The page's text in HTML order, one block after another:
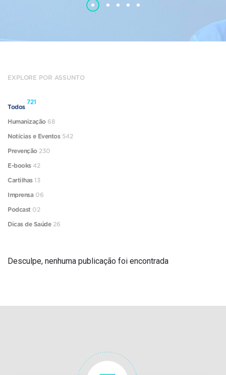
Desculpe, nenhuma publicação foi encontrada
EXPLORE POR ASSUNTO
Todos
721
Humanização 68
Notícias e Eventos 542
Prevenção 230
E-books 42
Cartilhas13
Imprensa 06
Podcast 02
Dicas de Saúde 26